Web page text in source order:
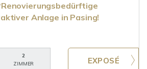
Anlage in Pasing!
2
ZIMMER